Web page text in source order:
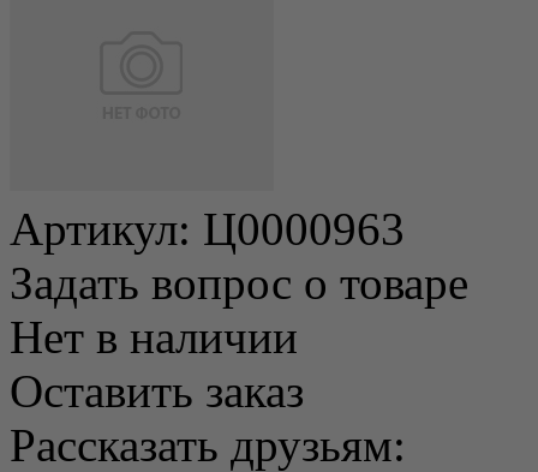
Артикул: Ц0000963
Задать вопрос о товаре
Нет в наличии
Оставить заказ
Рассказать друзьям: